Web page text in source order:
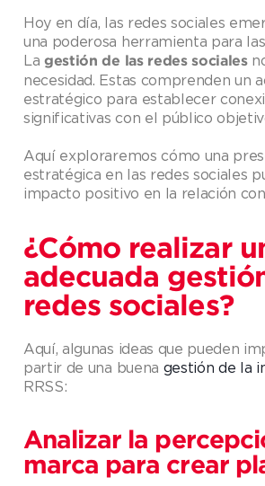
Hoy en día, las redes sociales
una poderosa herramienta para
Lagestión de las redes sociales
necesidad. Estas comprenden un
estratégico para establecer
significativas con el público
Aquí exploraremos cómo una
estratégica en las redes sociales
impacto positivo en la relación
¿Cómo realizar
adecuada
redes sociales?
Aquí, algunas ideas que pueden
partir de una buena gestión de la
RRSS:
Analizar la
marca para crear